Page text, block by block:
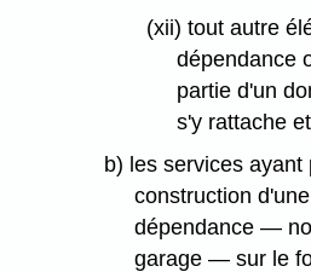
(xii) tout autre
dépendance
partie d'un
s'y rattache
b) les services ayant
construction
dépendance —
garage — sur le